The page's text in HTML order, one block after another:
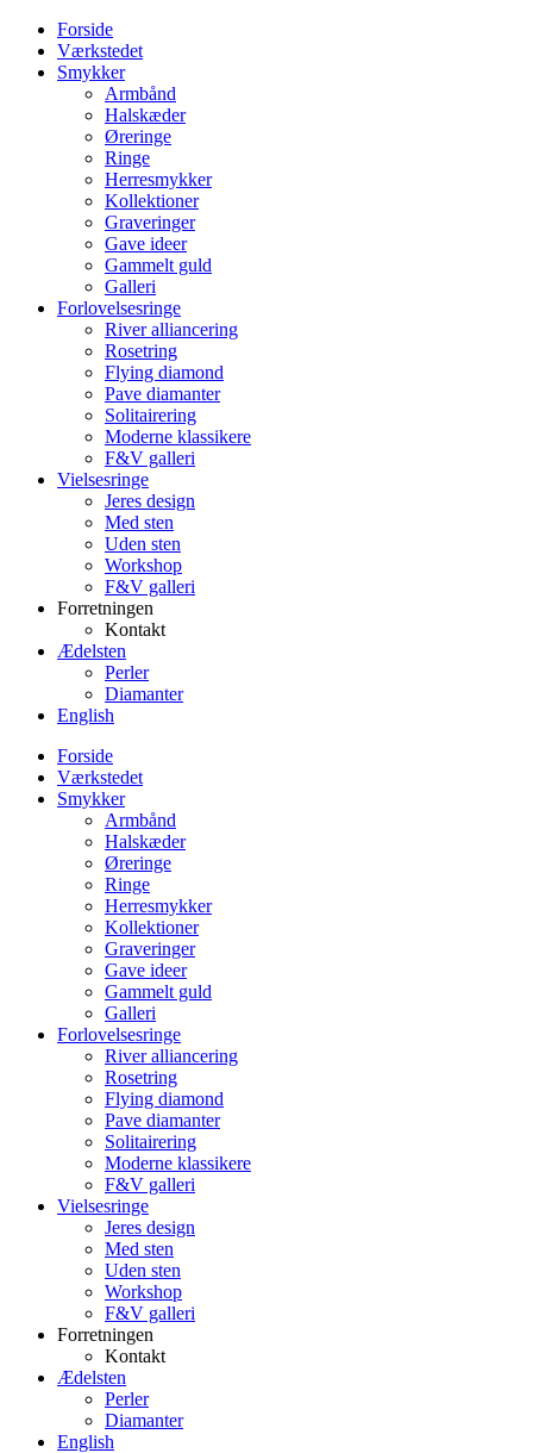
Videre
indhold
Forside
Værkstedet
Smykker
Armbånd
Halskæder
Øreringe
Ringe
Herresmykker
Kollektioner
Graveringer
Gave ideer
Gammelt guld
Galleri
Forlovelsesringe
River alliancering
Rosetring
Flying diamond
Pave diamanter
Solitairering
Moderne klassikere
F&V galleri
Vielsesringe
Jeres design
Med sten
Uden sten
Workshop
F&V galleri
Forretningen
Kontakt
Ædelsten
Perler
Diamanter
English
Forside
Værkstedet
Smykker
Armbånd
Halskæder
Øreringe
Ringe
Herresmykker
Kollektioner
Graveringer
Gave ideer
Gammelt guld
Galleri
Forlovelsesringe
River alliancering
Rosetring
Flying diamond
Pave diamanter
Solitairering
Moderne klassikere
F&V galleri
Vielsesringe
Jeres design
Med sten
Uden sten
Workshop
F&V galleri
Forretningen
Kontakt
Ædelsten
Perler
Diamanter
English